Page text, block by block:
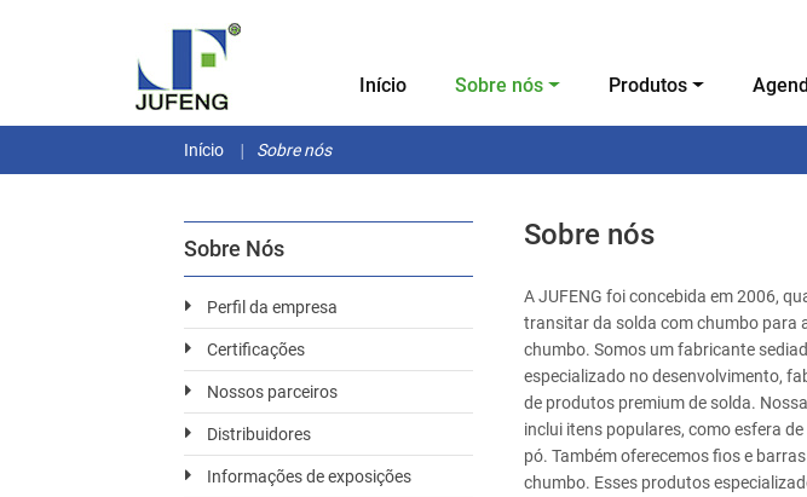
Início Sobre nós Produtos
Início Sobre nós
Sobre nós
A JUFENG foi concebida em 2006,
transitar da solda com chumbo para
chumbo. Somos um fabricante
especializado no desenvolvimento,
de produtos premium de solda.
inclui itens populares, como esfera
pó. Também oferecemos fios e
chumbo. Esses produtos
Sobre Nós
Perfil da empresa
Certificações
Nossos parceiros
Distribuidores
Informações de exposições